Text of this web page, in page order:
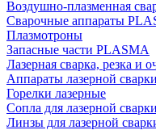
Воздушно-плазменная
Сварочные аппараты
Плазмотроны
Запасные части PLASMA
Лазерная сварка, резка и
Аппараты лазерной сварки
Горелки лазерные
Сопла для лазерной сварки
Линзы для лазерной